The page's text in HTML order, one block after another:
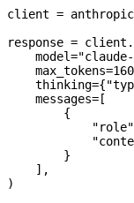
client =
response =
    model
=
    max_tokens
=
    thinking
={
    messages
=[
        {
            "role"
        }
    ],
)